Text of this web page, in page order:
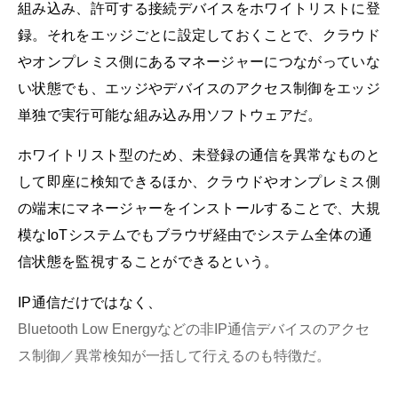
組み込み、許可する接続デバイスをホワイトリストに登
録。それをエッジごとに設定しておくことで、クラウド
やオンプレミス側にあるマネージャーにつながっていな
い状態でも、エッジやデバイスのアクセス制御をエッジ
単独で実行可能な組み込み用ソフトウェアだ。
ホワイトリスト型のため、未登録の通信を異常なものと
して即座に検知できるほか、クラウドやオンプレミス側
の端末にマネージャーをインストールすることで、大規
模なIoTシステムでもブラウザ経由でシステム全体の通
信状態を監視することができるという。
IP通信だけではなく、
Bluetooth Low Energyなどの非IP通信デバイスのアクセ
ス制御／異常検知が一括して行えるのも特徴だ。